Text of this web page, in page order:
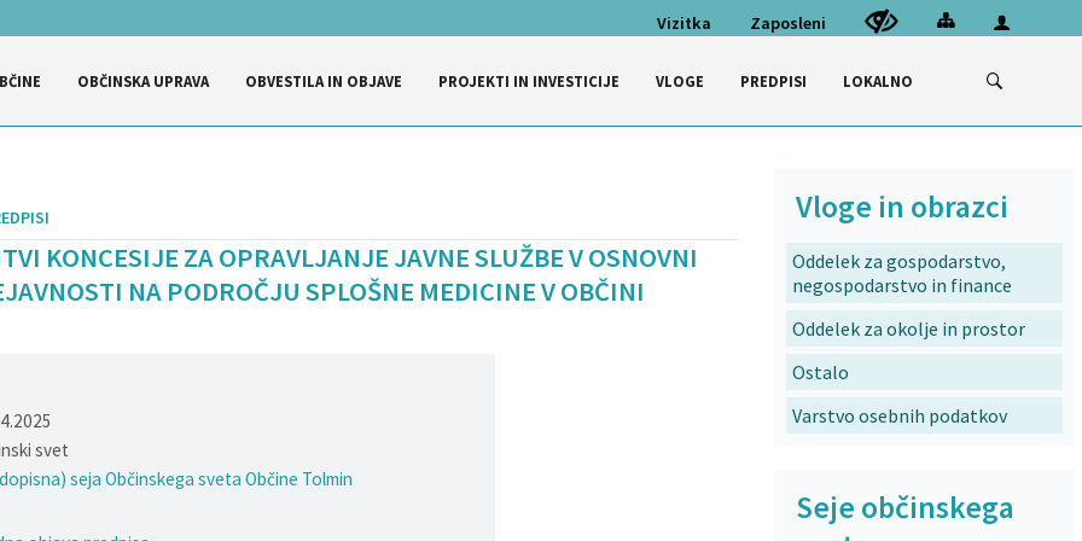
Vizitka Zaposleni
OBČINSKA UPRAVA OBVESTILA IN OBJAVE PROJEKTI IN INVESTICIJE VLOGE PREDPISI LOKALNO
KONCESIJE ZA OPRAVLJANJE JAVNE SLUŽBE V OSNOVNI
NA PODROČJU SPLOŠNE MEDICINE V OBČINI
svet
seja Občinskega sveta Občine Tolmin
Vloge in obrazci
Oddelek za gospodarstvo,
negospodarstvo in finance
Oddelek za okolje in prostor
Ostalo
Varstvo osebnih podatkov
Seje občinskega